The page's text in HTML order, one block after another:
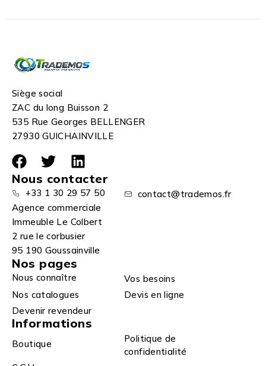
Siège social
ZAC du long Buisson 2
535 Rue Georges BELLENGER
27930 GUICHAINVILLE
Nous contacter
+33 1 30 29 57 50
contact@trademos.fr
Agence commerciale
Immeuble Le Colbert
2 rue le corbusier
95 190 Goussainville
Nos pages
Nous connaître
Vos besoins
Nos catalogues
Devis en ligne
Devenir revendeur
Informations
Boutique
Politique de
confidentialité